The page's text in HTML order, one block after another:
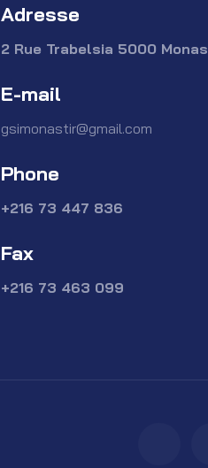
Adresse
2 Rue Trabelsia 5000
E-mail
gsimonastir@gmail.com
Phone
+216 73 447 836
Fax
+216 73 463 099